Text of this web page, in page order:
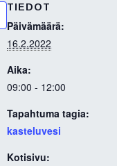
TIEDOT
Päivämäärä:
16.2.2022
Aika:
09:00 - 12:00
Tapahtuma tagia:
kasteluvesi
Kotisivu: